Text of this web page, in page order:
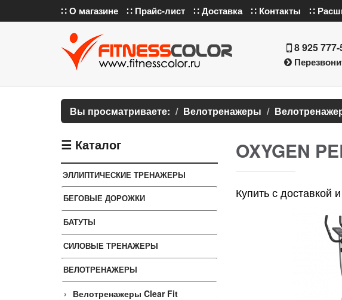
∷ О магазине ∷ Прайс-лист ∷ Доставка ∷ Контакты ∷
8 925
Вы просматриваете: Велотренажеры
☰ Каталог
ЭЛЛИПТИЧЕСКИЕ ТРЕНАЖЕРЫ
БЕГОВЫЕ ДОРОЖКИ
БАТУТЫ
СИЛОВЫЕ ТРЕНАЖЕРЫ
ВЕЛОТРЕНАЖЕРЫ
Велотренажеры Clear Fit
OXYGEN
Купить с доставкой